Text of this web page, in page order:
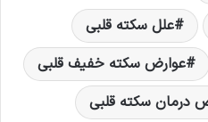
علل سکته قلبی
عوارض سکته خفیف قلبی
سکته قلبی